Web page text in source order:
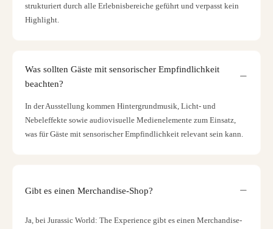
strukturiert durch alle Erlebnisbereiche geführt und verpasst kein
Highlight.
Was sollten Gäste mit sensorischer Empfindlichkeit
beachten?
In der Ausstellung kommen Hintergrundmusik, Licht- und
Nebeleffekte sowie audiovisuelle Medienelemente zum Einsatz,
was für Gäste mit sensorischer Empfindlichkeit relevant sein kann.
Gibt es einen Merchandise-Shop?
Ja, bei Jurassic World: The Experience gibt es einen Merchandise-